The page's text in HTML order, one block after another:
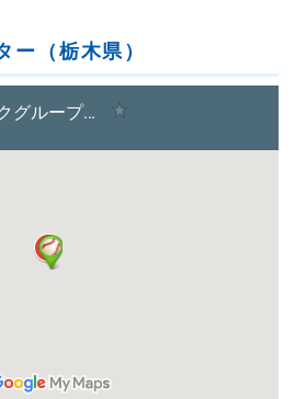
ー（栃木県）